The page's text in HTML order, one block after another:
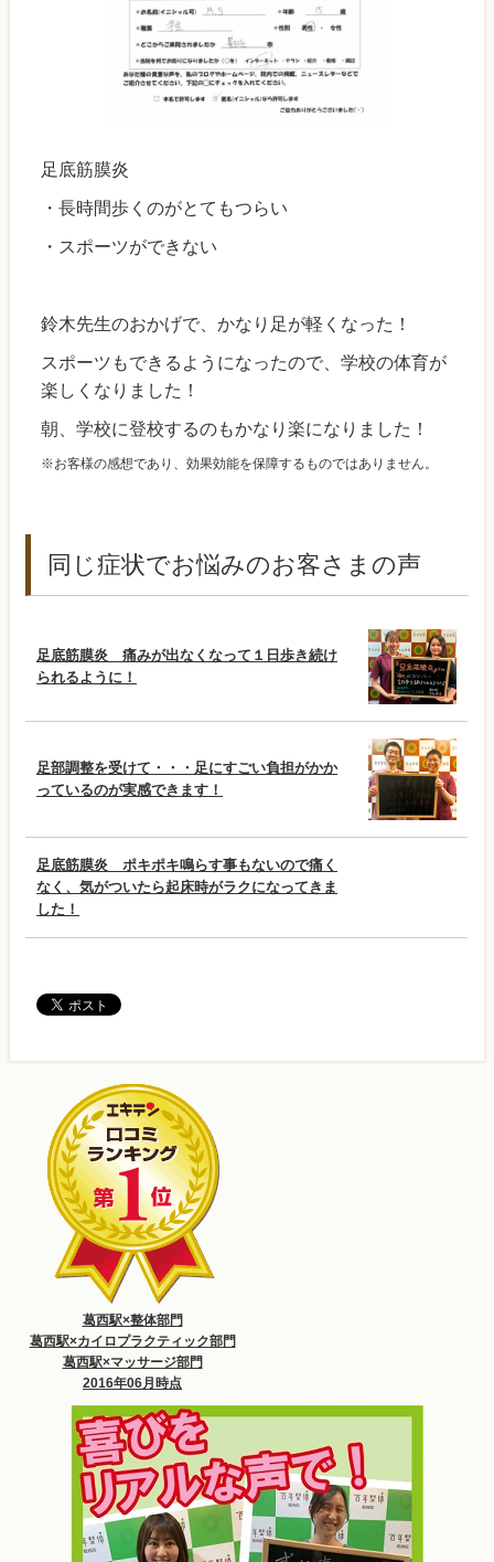
足底筋膜炎
・長時間歩くのがとてもつらい
・スポーツができない
鈴木先生のおかげで、かなり足が軽くなった！
スポーツもできるようになったので、学校の体育が
楽しくなりました！
朝、学校に登校するのもかなり楽になりました！
※お客様の感想であり、効果効能を保障するものではありません。
同じ症状でお悩みのお客さまの声
足底筋膜炎 痛みが出なくなって１日歩き続け
られるように！
足部調整を受けて・・・足にすごい負担がかか
っているのが実感できます！
足底筋膜炎 ポキポキ鳴らす事もないので痛く
なく、気がついたら起床時がラクになってきま
した！
葛西駅×整体部門
葛西駅×カイロプラクティック部門
葛西駅×マッサージ部門
2016年06月時点